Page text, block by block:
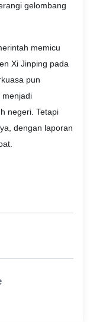
gelombang
memicu
Xi Jinping pada
pun
menjadi
negeri. Tetapi
dengan laporan